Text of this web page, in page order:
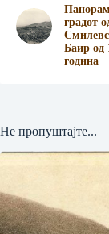
градот
Баир од
година
Не пропуштајте...